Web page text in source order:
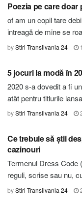
Poezia pe care
of am un copil tare
intreagă de mine se
byStiri Transilvania 24
5 jocuri la modă în
2020 s-a dovedit a fi
atât pentru titlurile
byStiri Transilvania 24
Ce trebuie să știi
cazinouri
Termenul Dress Code
reguli, scrise sau nu,
byStiri Transilvania 24